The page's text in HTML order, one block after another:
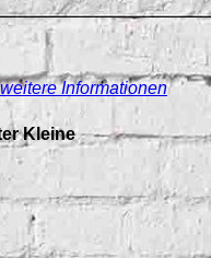
weitere Informationen
Kleine